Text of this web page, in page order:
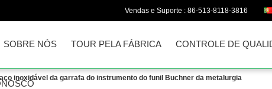
Vendas e Suporte : 86-513-8118-3816
SOBRE NÓS TOUR PELA FÁBRICA CONTROLE DE
inoxidável da garrafa do instrumento do funil Buchner da metalurgia